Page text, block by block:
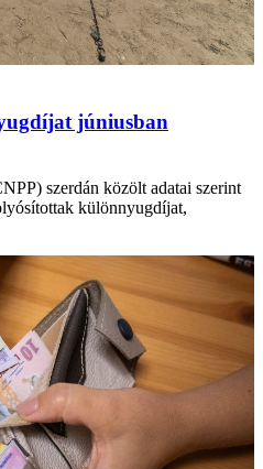
júniusban
szerdán közölt adatai szerint
különnyugdíjat,